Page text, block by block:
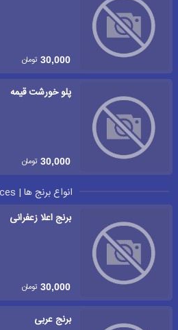
30,000 تومان
پلو خورشت قیمه
30,000 تومان
انواع برنج ها | Rices
برنج اعلا زعفرانی
30,000 تومان
برنج عربی